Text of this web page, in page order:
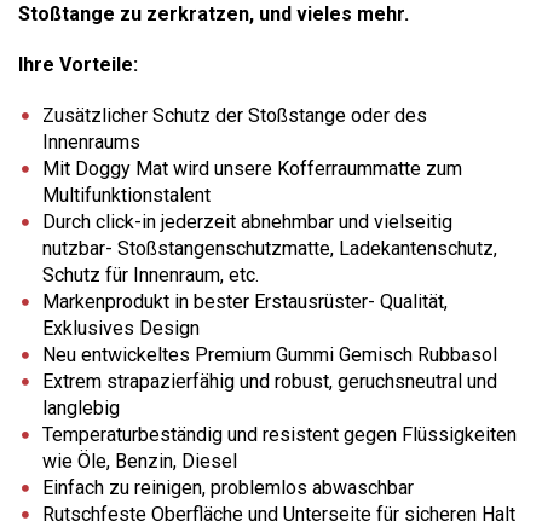
Stoßtange zu zerkratzen, und vieles mehr.
Ihre Vorteile:
Zusätzlicher Schutz der Stoßstange oder des
Innenraums
Mit Doggy Mat wird unsere Kofferraummatte zum
Multifunktionstalent
Durch click-in jederzeit abnehmbar und vielseitig
nutzbar- Stoßstangenschutzmatte, Ladekantenschutz,
Schutz für Innenraum, etc.
Markenprodukt in bester Erstausrüster- Qualität,
Exklusives Design
Neu entwickeltes Premium Gummi Gemisch Rubbasol
Extrem strapazierfähig und robust, geruchsneutral und
langlebig
Temperaturbeständig und resistent gegen Flüssigkeiten
wie Öle, Benzin, Diesel
Einfach zu reinigen, problemlos abwaschbar
Rutschfeste Oberfläche und Unterseite für sicheren Halt